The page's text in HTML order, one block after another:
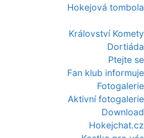
Hokejová tombola
Království Komety
Dortiáda
Ptejte se
Fan klub informuje
Fotogalerie
Aktivní fotogalerie
Download
Hokejchat.cz